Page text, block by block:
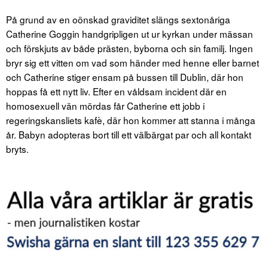
På grund av en oönskad graviditet slängs sextonåriga
Catherine Goggin handgripligen ut ur kyrkan under mässan
och förskjuts av både prästen, byborna och sin familj. Ingen
bryr sig ett vitten om vad som händer med henne eller barnet
och Catherine stiger ensam på bussen till Dublin, där hon
hoppas få ett nytt liv. Efter en våldsam incident där en
homosexuell vän mördas får Catherine ett jobb i
regeringskansliets kafè, där hon kommer att stanna i många
år. Babyn adopteras bort till ett välbärgat par och all kontakt
bryts.